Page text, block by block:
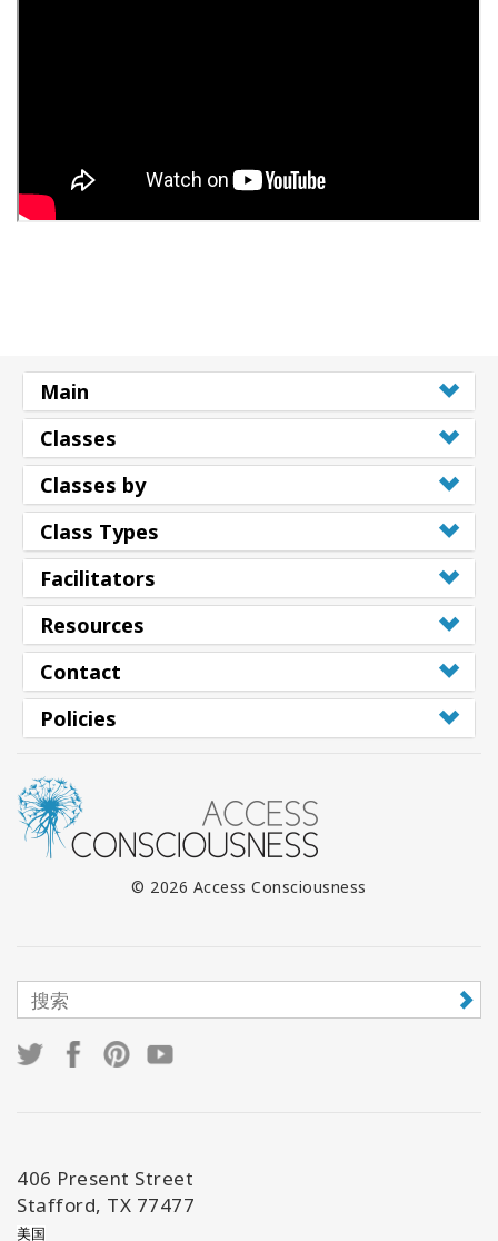
Main
Classes
Classes by
Class Types
Facilitators
Resources
Contact
Policies
© 2026 Access Consciousness
406 Present Street
Stafford, TX 77477
美国